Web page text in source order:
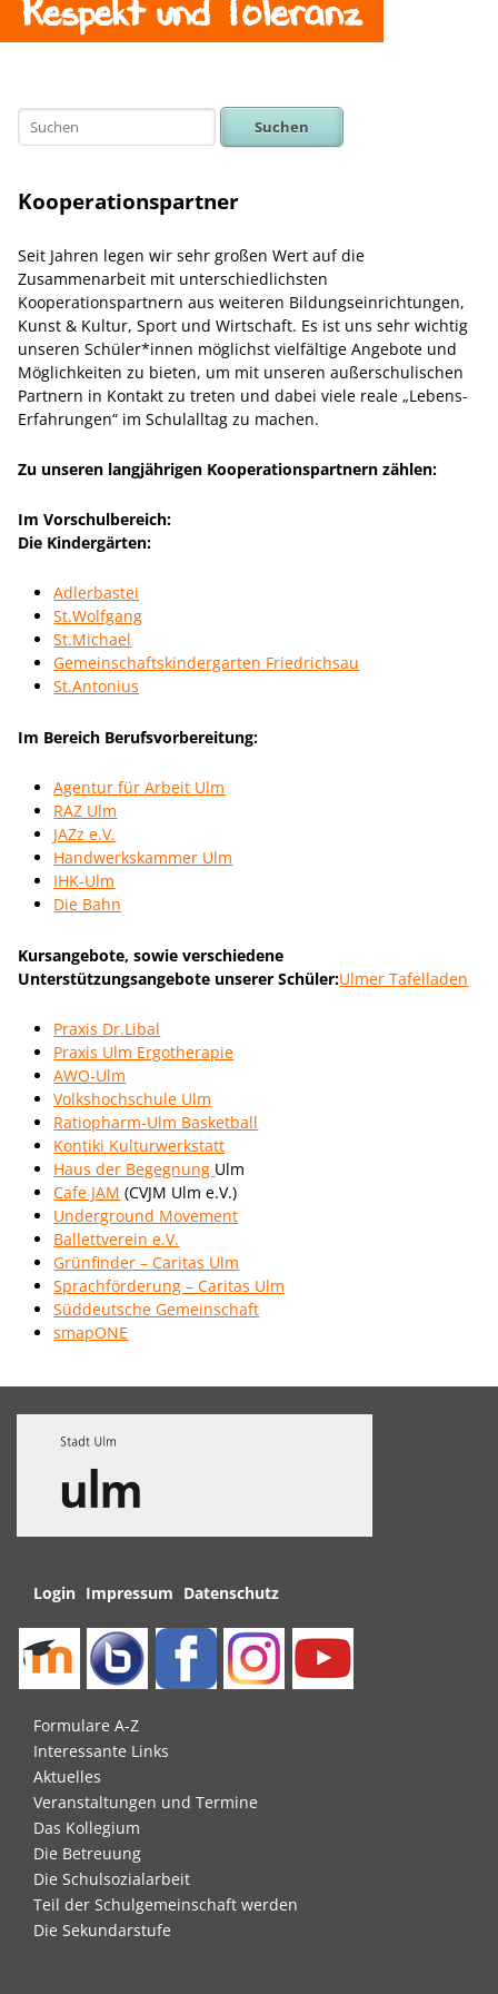
Suchen
Kooperationspartner
Seit Jahren legen wir sehr großen Wert auf die
Zusammenarbeit mit unterschiedlichsten
Kooperationspartnern aus weiteren Bildungseinrichtungen,
Kunst & Kultur, Sport und Wirtschaft. Es ist uns sehr wichtig
unseren Schüler*innen möglichst vielfältige Angebote und
Möglichkeiten zu bieten, um mit unseren außerschulischen
Partnern in Kontakt zu treten und dabei viele reale „Lebens-
Erfahrungen“ im Schulalltag zu machen.
Zu unseren langjährigen Kooperationspartnern zählen:
Im Vorschulbereich:
Die Kindergärten:
Adlerbastei
St.Wolfgang
St.Michael
Gemeinschaftskindergarten Friedrichsau
St.Antonius
Im Bereich Berufsvorbereitung:
Agentur für Arbeit Ulm
RAZ Ulm
JAZz e.V.
Handwerkskammer Ulm
IHK-Ulm
Die Bahn
Kursangebote, sowie verschiedene
Unterstützungsangebote unserer Schüler:Ulmer Tafelladen
Praxis Dr.Libal
Praxis Ulm Ergotherapie
AWO-Ulm
Volkshochschule Ulm
Ratiopharm-Ulm Basketball
Kontiki Kulturwerkstatt
Haus der Begegnung Ulm
Cafe JAM (CVJM Ulm e.V.)
Underground Movement
Ballettverein e.V.
Grünfinder – Caritas Ulm
Sprachförderung – Caritas Ulm
Süddeutsche Gemeinschaft
smapONE
Navigation
Login Impressum Datenschutz
Navigation
überspringen
Formulare A-Z
Interessante Links
Aktuelles
Veranstaltungen und Termine
Das Kollegium
Die Betreuung
Die Schulsozialarbeit
Teil der Schulgemeinschaft werden
Die Sekundarstufe